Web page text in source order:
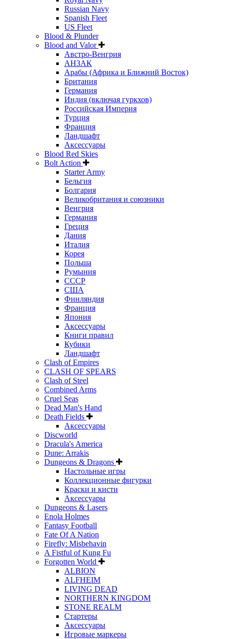
Russian Navy
Spanish Fleet
US Fleet
Blood & Plunder
Blood and Valor
Австро-Венгрия
АНЗАК
Арабы (Африка и Ближний Восток)
Британия
Германия
Индия (включая гуркхов)
Российская Империя
Турция
Франция
Ландшафт
Аксессуары
Blood Red Skies
Bolt Action
Starter Army
Бельгия
Болгария
Великобритания и союзники
Венгрия
Германия
Греция
Дания
Италия
Корея
Польша
Румыния
СССР
США
Финляндия
Франция
Япония
Аксессуары
Книги правил
Кубики
Ландшафт
Clash of Empires
CLASH OF SPEARS
Clash of Steel
Combined Arms
Cruel Seas
Dead Man's Hand
Death Fields
Аксессуары
Discworld
Dracula's America
Dune: Arrakis
Dungeons & Dragons
Настольные игры
Коллекционные фигурки
Краски и кисти
Аксессуары
Dungeons & Lasers
Enola Holmes
Fantasy Football
Fate Of A Nation
Firefly: Misbehavin
A Fistful of Kung Fu
Forgotten World
ALBION
ALFHEIM
LIVING DEAD
NORTHERN KINGDOM
STONE REALM
Стартеры
Аксессуары
Игровые маркеры